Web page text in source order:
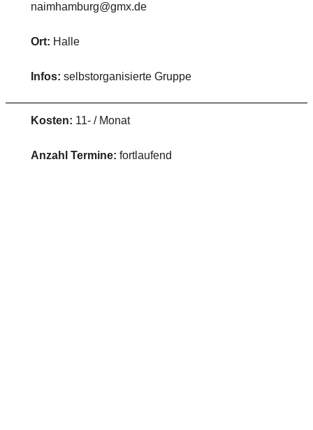
naimhamburg@gmx.de
Ort: Halle
Infos: selbstorganisierte Gruppe
Kosten: 11- / Monat
Anzahl Termine: fortlaufend